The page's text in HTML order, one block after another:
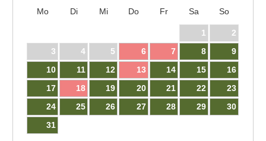
Mo Di Mi Do Fr Sa So
1
2
3
4 5 6 7 8
9
10
11 12 13 14 15
16
17
18 19 20 21 22
23
24
25 26 27 28 29
30
31